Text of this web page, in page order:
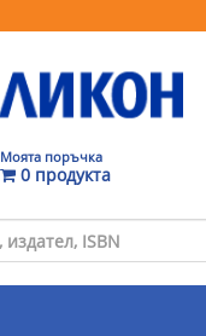
Моята поръчка
0 продукта